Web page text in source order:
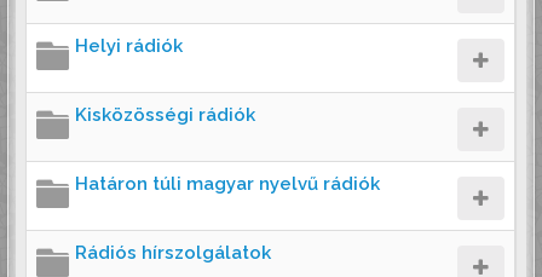
Helyi rádiók
Kisközösségi rádiók
Határon túli magyar nyelvű rádiók
Rádiós hírszolgálatok